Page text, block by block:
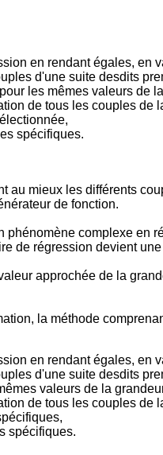
en rendant égales, en
d'une suite desdits
les mêmes valeurs de
de tous les couples de
spécifiques.
mieux les différents
de fonction.
complexe en
de régression devient
approchée de la
la méthode
en rendant égales, en
d'une suite desdits
valeurs de la
de tous les couples de
spécifiques.